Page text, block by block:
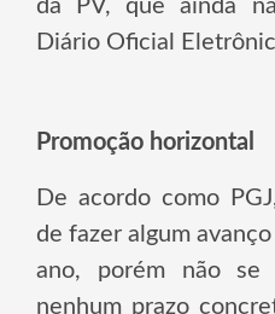
da PV, que ainda
Diário Oficial
Promoção horizontal
De acordo como
de fazer algum
ano, porém não se
nenhum prazo